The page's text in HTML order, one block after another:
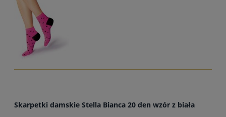
Skarpetki damskie Stella Bianca 20 den wzór z biała